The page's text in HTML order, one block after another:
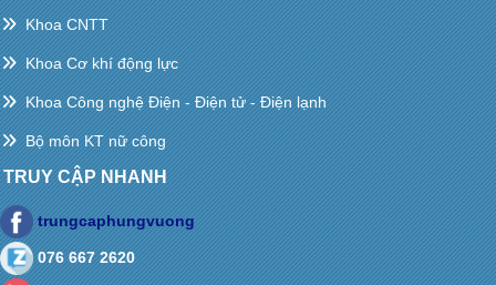
Khoa CNTT
Khoa Cơ khí động lực
Khoa Công nghệ Điện - Điện tử - Điện lạnh
Bộ môn KT nữ công
TRUY CẬP NHANH
trungcaphungvuong
076 667 2620